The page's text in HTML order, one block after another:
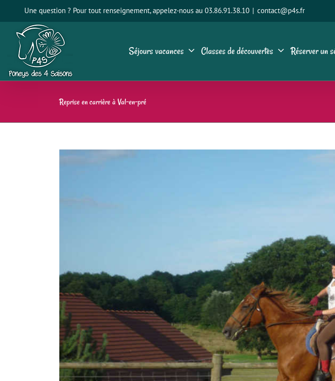
contenu
Une question ? Pour tout renseignement, appelez-nous au 03.86.91.38.10 | contact@p4s.fr
Séjours vacances Classes de découvertes Réserver un
Reprise en carrière à Val-en-pré